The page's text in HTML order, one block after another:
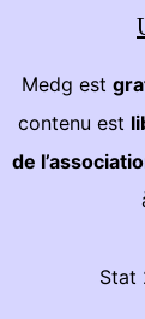
Medg est
contenu est
de
Stat